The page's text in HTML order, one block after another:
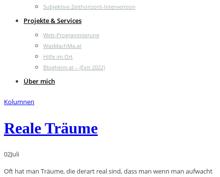
Subjektive Zeithorizont-Intervention
Projekte & Services
Web-Programmierung
WasMachMa.at
Hilfe im Ort
Blogheim.at – (Exit 2022)
Über mich
Kolumnen
Reale Träume
02Juli
Oft hat man Träume, die derart real sind, dass man wenn man aufwacht